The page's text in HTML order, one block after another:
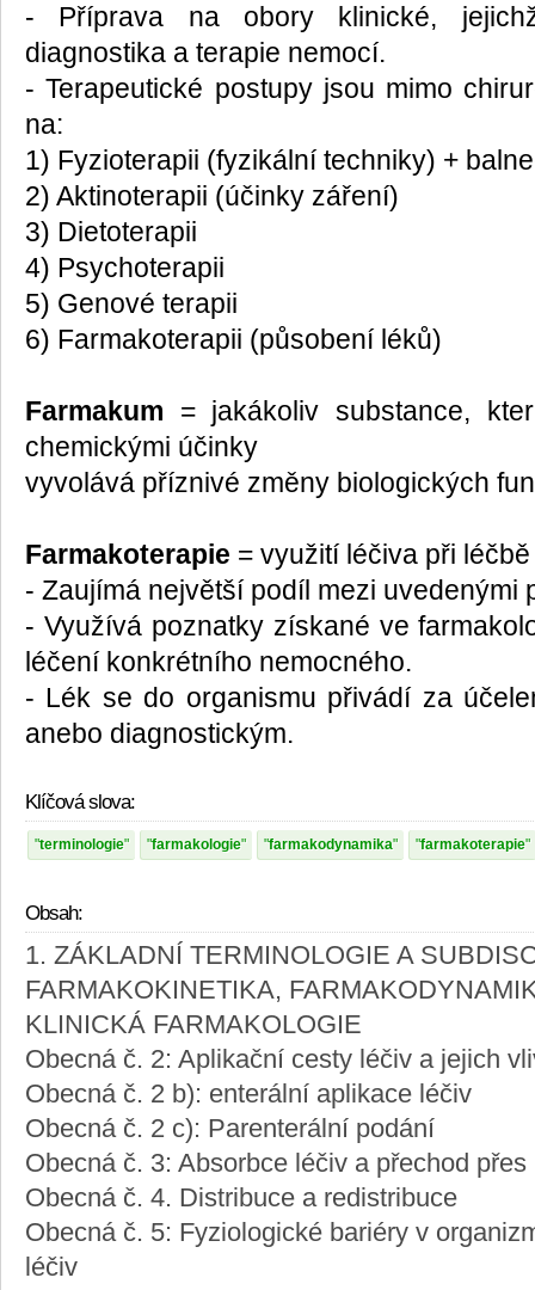
- Příprava na obory klinické,
diagnostika a terapie nemocí.
- Terapeutické postupy jsou mimo
na:
1) Fyzioterapii (fyzikální techniky) +
2) Aktinoterapii (účinky záření)
3) Dietoterapii
4) Psychoterapii
5) Genové terapii
6) Farmakoterapii (působení léků)
Farmakum = jakákoliv substance,
chemickými účinky
vyvolává příznivé změny biologických
Farmakoterapie = využití léčiva při
- Zaujímá největší podíl mezi uvedenými
- Využívá poznatky získané ve
léčení konkrétního nemocného.
- Lék se do organismu přivádí za
anebo diagnostickým.
Klíčová slova:
terminologie farmakologie farmakodynamika farmakoterapie
Obsah:
1. ZÁKLADNÍ TERMINOLOGIE A
FARMAKOKINETIKA,
KLINICKÁ FARMAKOLOGIE
Obecná č. 2: Aplikační cesty léčiv a jejich
Obecná č. 2 b): enterální aplikace léčiv
Obecná č. 2 c): Parenterální podání
Obecná č. 3: Absorbce léčiv a přechod
Obecná č. 4. Distribuce a redistribuce
Obecná č. 5: Fyziologické bariéry v
léčiv